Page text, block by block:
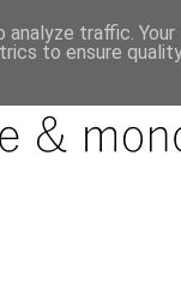
traffic.
to ensure